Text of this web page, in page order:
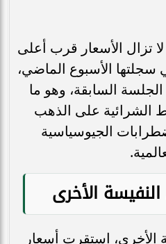
تزال الأسعار قرب أعلى
سجلتها الأسبوع الماضي،
السابقة، وهو ما
الشرائية على الذهب
الجيوسياسية
الأخرى
الأخرى، استقرت أسعار